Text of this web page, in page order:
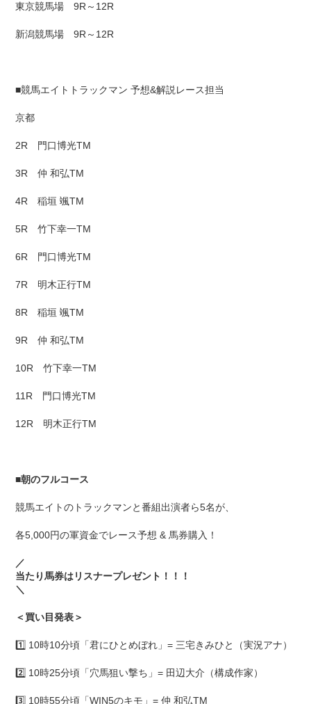
東京競馬場 9R～12R
新潟競馬場 9R～12R
■競馬エイトトラックマン 予想&解説レース担当
京都
2R 門口博光TM
3R 仲 和弘TM
4R 稲垣 颯TM
5R 竹下幸一TM
6R 門口博光TM
7R 明木正行TM
8R 稲垣 颯TM
9R 仲 和弘TM
10R 竹下幸一TM
11R 門口博光TM
12R 明木正行TM
■朝のフルコース
競馬エイトのトラックマンと番組出演者ら5名が、
各5,000円の軍資金でレース予想 & 馬券購入！
／
当たり馬券はリスナープレゼント！！！
＼
＜買い目発表＞
1️⃣ 10時10分頃「君にひとめぼれ」= 三宅きみひと（実況アナ）
2️⃣ 10時25分頃「穴馬狙い撃ち」= 田辺大介（構成作家）
3️⃣ 10時55分頃「WIN5のキモ」= 仲 和弘TM